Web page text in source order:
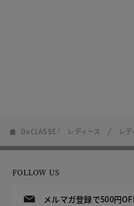
DoCLASSE レディース レ
FOLLOW US
メルマガ登録で500円